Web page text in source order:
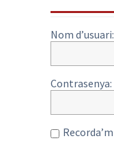
Nom d’usuari:
Contrasenya:
Recorda’m